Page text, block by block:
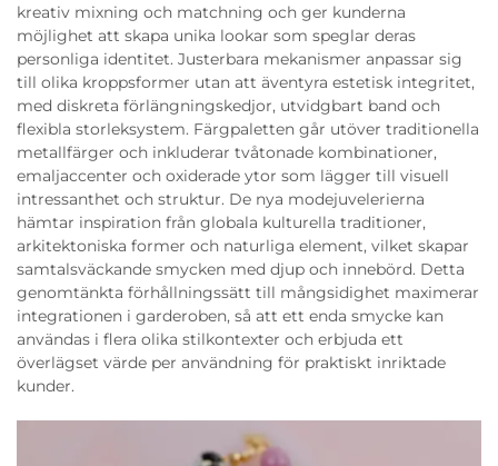
kreativ mixning och matchning och ger kunderna
möjlighet att skapa unika lookar som speglar deras
personliga identitet. Justerbara mekanismer anpassar sig
till olika kroppsformer utan att äventyra estetisk integritet,
med diskreta förlängningskedjor, utvidgbart band och
flexibla storleksystem. Färgpaletten går utöver traditionella
metallfärger och inkluderar tvåtonade kombinationer,
emaljaccenter och oxiderade ytor som lägger till visuell
intressanthet och struktur. De nya modejuvelerierna
hämtar inspiration från globala kulturella traditioner,
arkitektoniska former och naturliga element, vilket skapar
samtalsväckande smycken med djup och innebörd. Detta
genomtänkta förhållningssätt till mångsidighet maximerar
integrationen i garderoben, så att ett enda smycke kan
användas i flera olika stilkontexter och erbjuda ett
överlägset värde per användning för praktiskt inriktade
kunder.